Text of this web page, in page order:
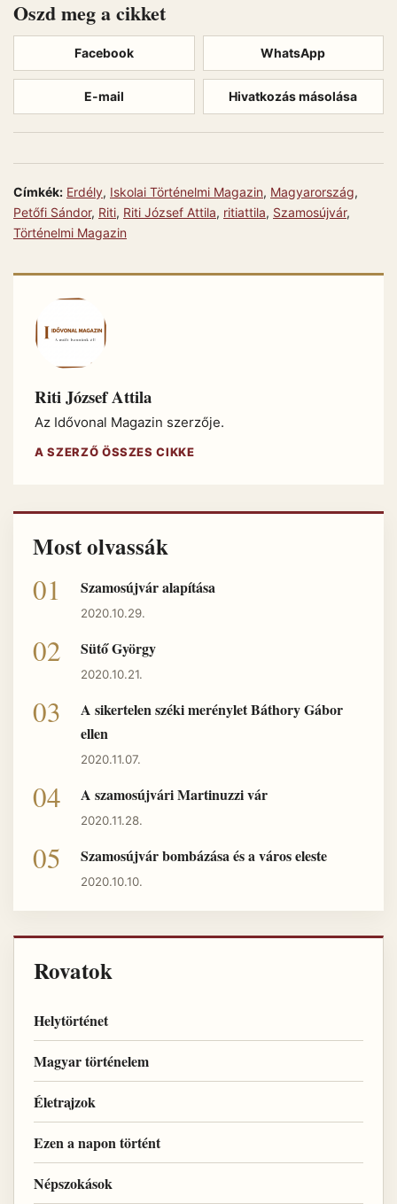
Oszd meg a cikket
Facebook WhatsApp
E-mail Hivatkozás másolása
Címkék: Erdély, Iskolai Történelmi Magazin, Magyarország,
Petőfi Sándor, Riti, Riti József Attila, ritiattila, Szamosújvár,
Történelmi Magazin
Riti József Attila
Az Idővonal Magazin szerzője.
A SZERZŐ ÖSSZES CIKKE
Most olvassák
Szamosújvár alapítása
2020.10.29.
Sütő György
2020.10.21.
A sikertelen széki merénylet Báthory Gábor
ellen
2020.11.07.
A szamosújvári Martinuzzi vár
2020.11.28.
Szamosújvár bombázása és a város eleste
2020.10.10.
Rovatok
Helytörténet
Magyar történelem
Életrajzok
Ezen a napon történt
Népszokások